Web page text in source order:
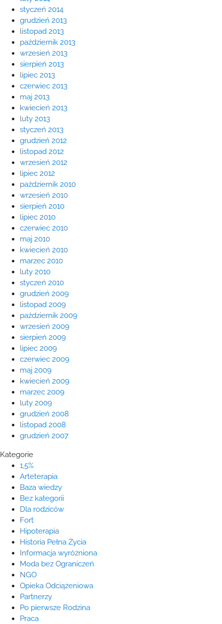
styczeń 2014
grudzień 2013
listopad 2013
październik 2013
wrzesień 2013
sierpień 2013
lipiec 2013
czerwiec 2013
maj 2013
kwiecień 2013
luty 2013
styczeń 2013
grudzień 2012
listopad 2012
wrzesień 2012
lipiec 2012
październik 2010
wrzesień 2010
sierpień 2010
lipiec 2010
czerwiec 2010
maj 2010
kwiecień 2010
marzec 2010
luty 2010
styczeń 2010
grudzień 2009
listopad 2009
październik 2009
wrzesień 2009
sierpień 2009
lipiec 2009
czerwiec 2009
maj 2009
kwiecień 2009
marzec 2009
luty 2009
grudzień 2008
listopad 2008
grudzień 2007
Kategorie
1,5%
Arteterapia
Baza wiedzy
Bez kategorii
Dla rodziców
Fort
Hipoterapia
Historia Pełna Życia
Informacja wyróżniona
Moda bez Ograniczeń
NGO
Opieka Odciążeniowa
Partnerzy
Po pierwsze Rodzina
Praca